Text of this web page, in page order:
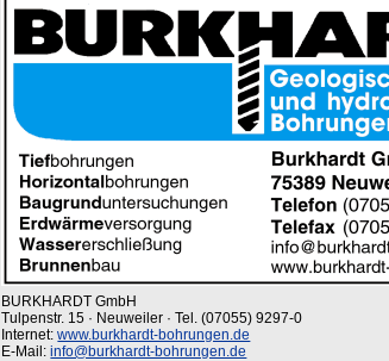
BURKHARDT GmbH
Tulpenstr. 15 · Neuweiler · Tel. (07055) 9297-0
Internet:www.burkhardt-bohrungen.de
E-Mail:info@burkhardt-bohrungen.de